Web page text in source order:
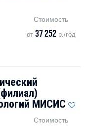
Стоимость
от 37 252р./год
МИСИС
Стоимость